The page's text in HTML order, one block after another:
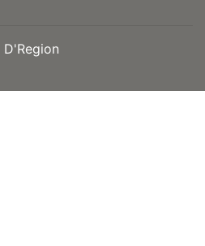
D'Region